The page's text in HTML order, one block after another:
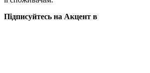
Підписуйтесь на Акцент в